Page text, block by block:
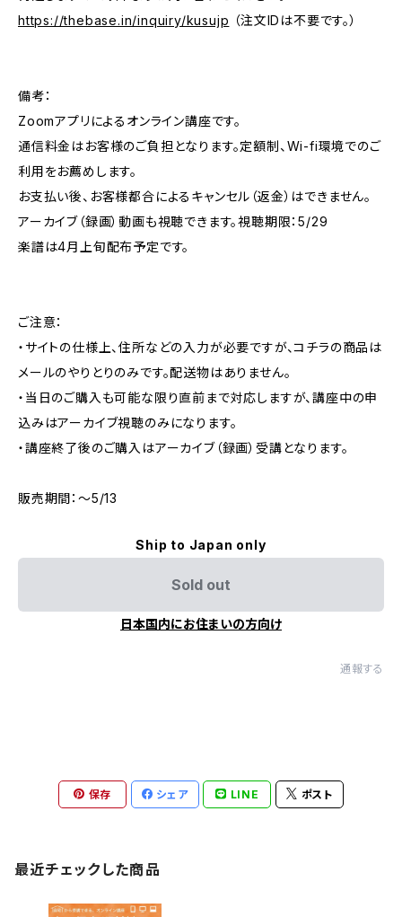
https://thebase.in/inquiry/kusujp （注文IDは不要です。）
備考：
Zoomアプリによるオンライン講座です。
通信料金はお客様のご負担となります。定額制、Wi-fi環境でのご
利用をお薦めします。
お支払い後、お客様都合によるキャンセル（返金）はできません。
アーカイブ（録画）動画も視聴できます。視聴期限：5/29
楽譜は4月上旬配布予定です。
ご注意：
・サイトの仕様上、住所などの入力が必要ですが、コチラの商品は
メールのやりとりのみです。配送物はありません。
・当日のご購入も可能な限り直前まで対応しますが、講座中の申
込みはアーカイブ視聴のみになります。
・講座終了後のご購入はアーカイブ（録画）受講となります。
販売期間：〜5/13
Ship to Japan only
Sold out
日本国内にお住まいの方向け
通報する
保存 シェア LINE ポスト
最近チェックした商品